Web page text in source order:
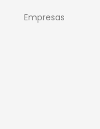
Empresas